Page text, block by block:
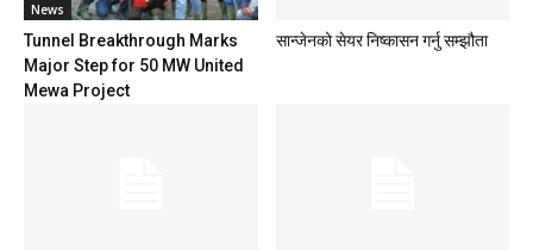
News
Tunnel Breakthrough Marks
Major Step for 50 MW United
Mewa Project
सान्जेनको सेयर निष्कासन गर्नु सम्झौता